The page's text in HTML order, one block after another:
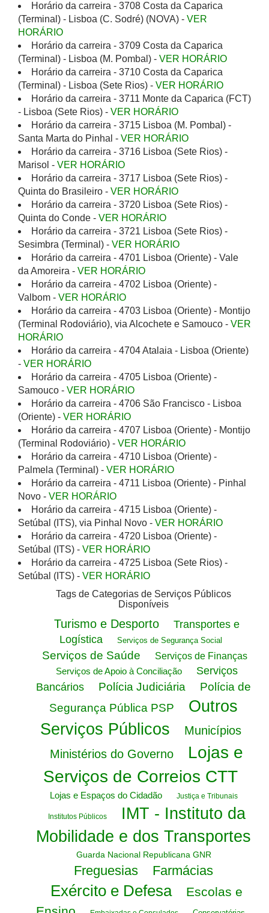
Horário da carreira - 3708 Costa da Caparica
(Terminal) - Lisboa (C. Sodré) (NOVA) - VER
HORÁRIO
Horário da carreira - 3709 Costa da Caparica
(Terminal) - Lisboa (M. Pombal) - VER HORÁRIO
Horário da carreira - 3710 Costa da Caparica
(Terminal) - Lisboa (Sete Rios) - VER HORÁRIO
Horário da carreira - 3711 Monte da Caparica (FCT)
- Lisboa (Sete Rios) - VER HORÁRIO
Horário da carreira - 3715 Lisboa (M. Pombal) -
Santa Marta do Pinhal - VER HORÁRIO
Horário da carreira - 3716 Lisboa (Sete Rios) -
Marisol - VER HORÁRIO
Horário da carreira - 3717 Lisboa (Sete Rios) -
Quinta do Brasileiro - VER HORÁRIO
Horário da carreira - 3720 Lisboa (Sete Rios) -
Quinta do Conde - VER HORÁRIO
Horário da carreira - 3721 Lisboa (Sete Rios) -
Sesimbra (Terminal) - VER HORÁRIO
Horário da carreira - 4701 Lisboa (Oriente) - Vale
da Amoreira - VER HORÁRIO
Horário da carreira - 4702 Lisboa (Oriente) -
Valbom - VER HORÁRIO
Horário da carreira - 4703 Lisboa (Oriente) - Montijo
(Terminal Rodoviário), via Alcochete e Samouco - VER
HORÁRIO
Horário da carreira - 4704 Atalaia - Lisboa (Oriente)
- VER HORÁRIO
Horário da carreira - 4705 Lisboa (Oriente) -
Samouco - VER HORÁRIO
Horário da carreira - 4706 São Francisco - Lisboa
(Oriente) - VER HORÁRIO
Horário da carreira - 4707 Lisboa (Oriente) - Montijo
(Terminal Rodoviário) - VER HORÁRIO
Horário da carreira - 4710 Lisboa (Oriente) -
Palmela (Terminal) - VER HORÁRIO
Horário da carreira - 4711 Lisboa (Oriente) - Pinhal
Novo - VER HORÁRIO
Horário da carreira - 4715 Lisboa (Oriente) -
Setúbal (ITS), via Pinhal Novo - VER HORÁRIO
Horário da carreira - 4720 Lisboa (Oriente) -
Setúbal (ITS) - VER HORÁRIO
Horário da carreira - 4725 Lisboa (Sete Rios) -
Setúbal (ITS) - VER HORÁRIO
Tags de Categorias de Serviços Públicos
Disponíveis
Turismo e Desporto
Transportes e
Logística
Serviços de Segurança Social
Serviços de Saúde
Serviços de Finanças
Serviços de Apoio à Conciliação
Serviços
Bancários
Polícia Judiciária
Polícia de
Segurança Pública PSP
Outros
Serviços Públicos
Municípios
Ministérios do Governo
Lojas e
Serviços de Correios CTT
Lojas e Espaços do Cidadão Justiça e Tribunais
Institutos Públicos
IMT - Instituto da
Mobilidade e dos Transportes
Guarda Nacional Republicana GNR
Freguesias Farmácias
Exército e Defesa
Escolas e